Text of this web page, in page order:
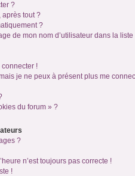
?
après tout ?
?
de mon nom d’utilisateur dans la liste
!
je ne peux à présent plus me
du forum » ?
?
n’est toujours pas correcte !
!